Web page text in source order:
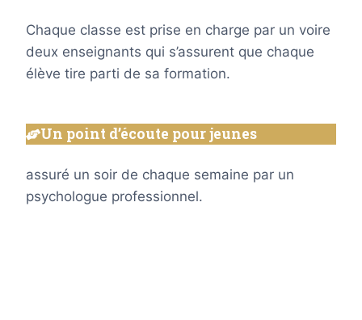
Chaque classe est prise en charge par un voire
deux enseignants qui s’assurent que chaque
élève tire parti de sa formation.
Un point d’écoute pour jeunes
assuré un soir de chaque semaine par un
psychologue professionnel.